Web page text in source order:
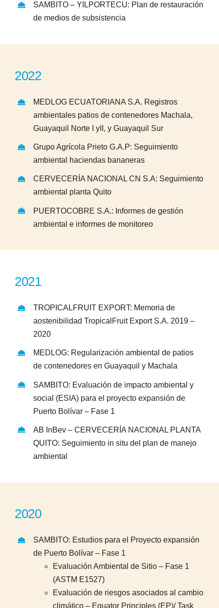
SAMBITO – YILPORTECU: Plan de restauración
de medios de subsistencia
2022
MEDLOG ECUATORIANA S.A. Registros
ambientales patios de contenedores Machala,
Guayaquil Norte I yII, y Guayaquil Sur
Grupo Agrícola Prieto G.A.P: Seguimiento
ambiental haciendas bananeras
CERVECERÍA NACIONAL CN S.A: Seguimiento
ambiental planta Quito
PUERTOCOBRE S.A.: Informes de gestión
ambiental e informes de monitoreo
2021
TROPICALFRUIT EXPORT: Memoria de
aostenibilidad TropicalFruit Export S.A. 2019 –
2020
MEDLOG: Regularización ambiental de patios
de contenedores en Guayaquil y Machala
SAMBITO: Evaluación de impacto ambiental y
social (ESIA) para el proyecto expansión de
Puerto Bolívar – Fase 1
AB InBev – CERVECERÍA NACIONAL PLANTA
QUITO: Seguimiento in situ del plan de manejo
ambiental
2020
SAMBITO: Estudios para el Proyecto expansión
de Puerto Bolívar – Fase 1
Evaluación Ambiental de Sitio – Fase 1
(ASTM E1527)
Evaluación de riesgos asociados al cambio
climático – Equator Principles (EP)/ Task